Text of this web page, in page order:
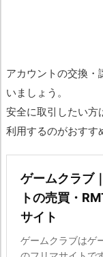
アカウントの交換・
いましょう。
安全に取引したい方
利用するのがおすす
ゲームクラブ
トの売買・
サイト
ゲームクラブはゲ